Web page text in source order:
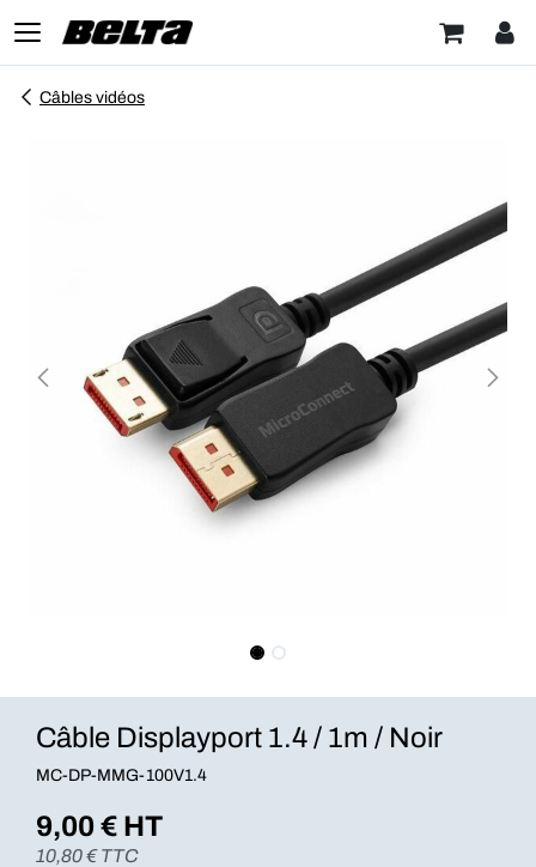
Câbles vidéos
Câble Displayport 1.4 / 1m / Noir
MC-DP-MMG-100V1.4
9,00€ HT
10,80€ TTC